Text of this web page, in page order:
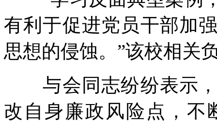
有利于促进党员干部加
思想的侵蚀。”该校相关
与会同志纷纷表示，
改自身廉政风险点，不